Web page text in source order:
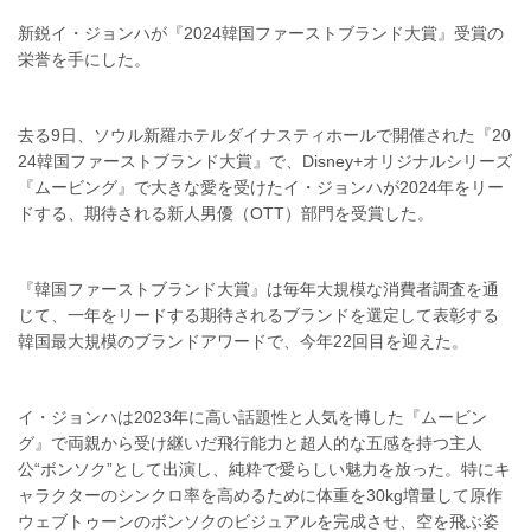
新鋭イ・ジョンハが『2024韓国ファーストブランド大賞』受賞の
栄誉を手にした。
去る9日、ソウル新羅ホテルダイナスティホールで開催された『20
24韓国ファーストブランド大賞』で、Disney+オリジナルシリーズ
『ムービング』で大きな愛を受けたイ・ジョンハが2024年をリー
ドする、期待される新人男優（OTT）部門を受賞した。
『韓国ファーストブランド大賞』は毎年大規模な消費者調査を通
じて、一年をリードする期待されるブランドを選定して表彰する
韓国最大規模のブランドアワードで、今年22回目を迎えた。
イ・ジョンハは2023年に高い話題性と人気を博した『ムービン
グ』で両親から受け継いだ飛行能力と超人的な五感を持つ主人
公“ボンソク”として出演し、純粋で愛らしい魅力を放った。特にキ
ャラクターのシンクロ率を高めるために体重を30kg増量して原作
ウェブトゥーンのボンソクのビジュアルを完成させ、空を飛ぶ姿